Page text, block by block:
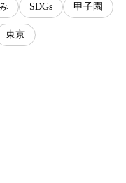
SDGs 甲子園
東京